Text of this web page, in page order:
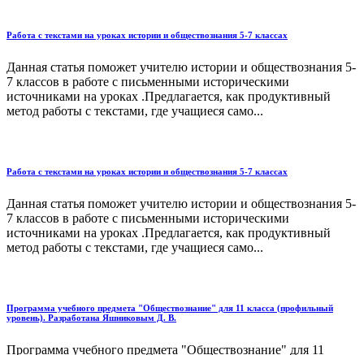
Работа с текстами на уроках истории и обществознания 5-7 классах
Данная статья поможет учителю истории и обществознания 5-
7 классов в работе с письменными историческими
источниками на уроках .Предлагается, как продуктивный
метод работы с текстами, где учащиеся само...
Работа с текстами на уроках истории и обществознания 5-7 классах
Данная статья поможет учителю истории и обществознания 5-
7 классов в работе с письменными историческими
источниками на уроках .Предлагается, как продуктивный
метод работы с текстами, где учащиеся само...
Программа учебного предмета "Обществознание" для 11 класса (профильный
уровень). Разработана Яшниковым Д. В.
Программа учебного предмета "Обществознание" для 11